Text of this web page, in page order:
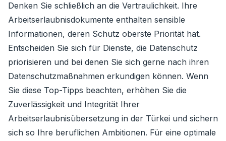
Denken Sie schließlich an die Vertraulichkeit. Ihre
Arbeitserlaubnisdokumente enthalten sensible
Informationen, deren Schutz oberste Priorität hat.
Entscheiden Sie sich für Dienste, die Datenschutz
priorisieren und bei denen Sie sich gerne nach ihren
Datenschutzmaßnahmen erkundigen können. Wenn
Sie diese Top-Tipps beachten, erhöhen Sie die
Zuverlässigkeit und Integrität Ihrer
Arbeitserlaubnisübersetzung in der Türkei und sichern
sich so Ihre beruflichen Ambitionen. Für eine optimale